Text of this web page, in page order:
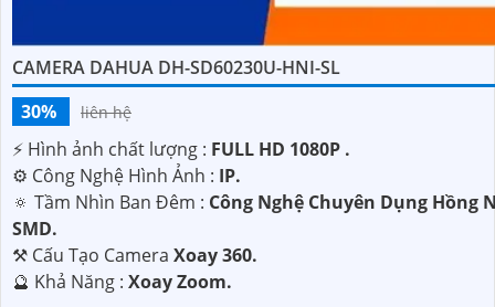
CAMERA DAHUA DH-SD60230U-HNI-SL
30%
liên hệ
️⚡ Hình ảnh chất lượng : FULL HD 1080P .
⚙ Công Nghệ Hình Ảnh : IP.
🔅 Tầm Nhìn Ban Đêm : Công Nghệ Chuyên Dụng Hồng
SMD.
⚒ Cấu Tạo Camera Xoay 360.
️🔮 Khả Năng : Xoay Zoom.